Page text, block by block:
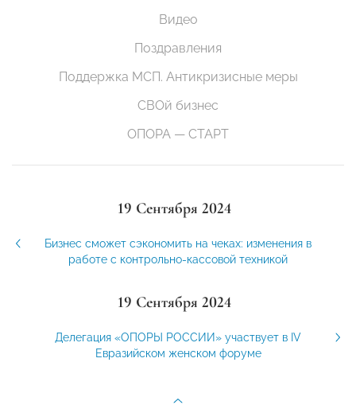
Видео
Поздравления
Поддержка МСП. Антикризисные меры
СВОй бизнес
ОПОРА — СТАРТ
19 Сентября 2024
Бизнес сможет сэкономить на чеках: изменения в
работе с контрольно-кассовой техникой
19 Сентября 2024
Делегация «ОПОРЫ РОССИИ» участвует в IV
Евразийском женском форуме